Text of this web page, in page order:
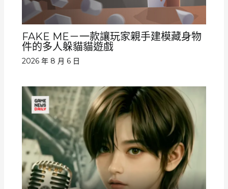
FAKE ME－一款讓玩家親手建模藏身物
件的多人躲貓貓遊戲
2026 年 8 月 6 日